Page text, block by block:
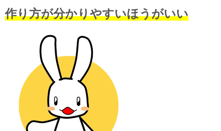
作り方が分かりやすいほうがいい